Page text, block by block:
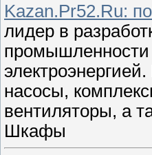
Kazan.Pr52.Ru:
лидер в
промышленности
насосы,
вентиляторы, а
Шкафы